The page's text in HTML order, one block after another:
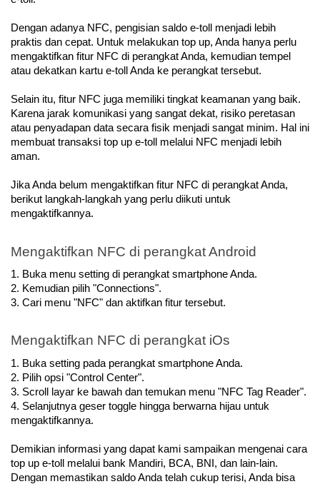
Dengan adanya NFC, pengisian saldo e-toll menjadi lebih
praktis dan cepat. Untuk melakukan top up, Anda hanya perlu
mengaktifkan fitur NFC di perangkat Anda, kemudian tempel
atau dekatkan kartu e-toll Anda ke perangkat tersebut.
Selain itu, fitur NFC juga memiliki tingkat keamanan yang baik.
Karena jarak komunikasi yang sangat dekat, risiko peretasan
atau penyadapan data secara fisik menjadi sangat minim. Hal ini
membuat transaksi top up e-toll melalui NFC menjadi lebih
aman.
Jika Anda belum mengaktifkan fitur NFC di perangkat Anda,
berikut langkah-langkah yang perlu diikuti untuk
mengaktifkannya.
Mengaktifkan NFC di perangkat Android
1. Buka menu setting di perangkat smartphone Anda.
2. Kemudian pilih "Connections".
3. Cari menu "NFC" dan aktifkan fitur tersebut.
Mengaktifkan NFC di perangkat iOs
1. Buka setting pada perangkat smartphone Anda.
2. Pilih opsi "Control Center".
3. Scroll layar ke bawah dan temukan menu "NFC Tag Reader".
4. Selanjutnya geser toggle hingga berwarna hijau untuk
mengaktifkannya.
Demikian informasi yang dapat kami sampaikan mengenai cara
top up e-toll melalui bank Mandiri, BCA, BNI, dan lain-lain.
Dengan memastikan saldo Anda telah cukup terisi, Anda bisa